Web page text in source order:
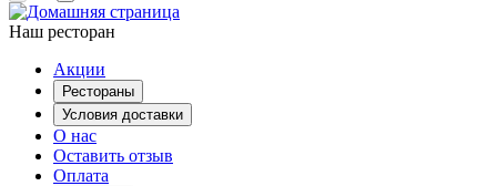
Наш ресторан
Акции
Рестораны
Условия доставки
О нас
Оставить отзыв
Оплата